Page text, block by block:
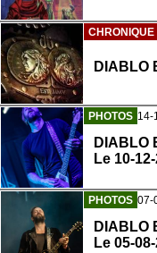
CHRONIQUE
DIABLO
PHOTOS 14-
DIABLO
Le 10-
PHOTOS 07-
DIABLO
Le 05-